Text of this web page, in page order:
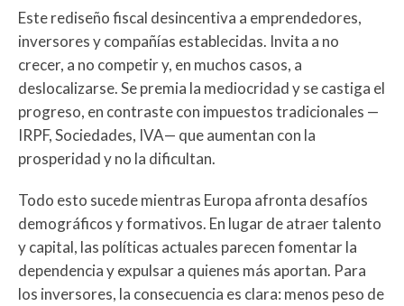
Este rediseño fiscal desincentiva a emprendedores,
inversores y compañías establecidas. Invita a no
crecer, a no competir y, en muchos casos, a
deslocalizarse. Se premia la mediocridad y se castiga el
progreso, en contraste con impuestos tradicionales —
IRPF, Sociedades, IVA— que aumentan con la
prosperidad y no la dificultan.
Todo esto sucede mientras Europa afronta desafíos
demográficos y formativos. En lugar de atraer talento
y capital, las políticas actuales parecen fomentar la
dependencia y expulsar a quienes más aportan. Para
los inversores, la consecuencia es clara: menos peso de